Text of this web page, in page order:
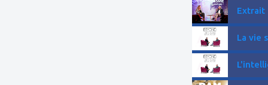
Extrait
La vie